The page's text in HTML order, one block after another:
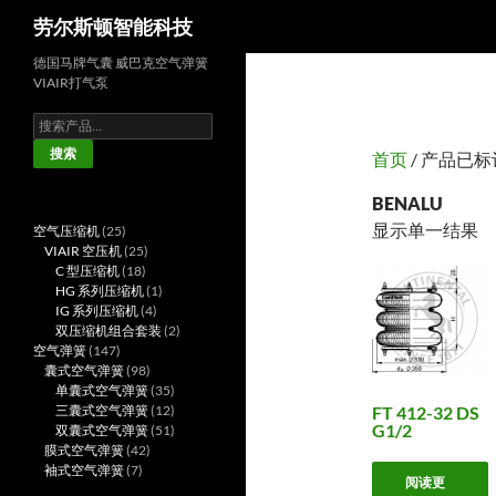
劳尔斯顿智能科技
首页 / 产品已标
BENALU
显示单一结果
FT 412-32 DS
G1/2
阅读更
德国马牌气囊 威巴克空气弹簧
VIAIR打气泵
搜
索：
搜索
空气压缩机 2525
个
产
品
VIAIR 空压机 2525
个
产
品
C 型压缩机 1818
个
产
品
HG 系列压缩机 11
产
IG 系列压缩机 44
个
双压缩机组合套装 22
空气弹簧 147147
个
产
品
囊式空气弹簧 9898
个
产
品
单囊式空气弹簧 3535
个
产
三囊式空气弹簧 1212
个
双囊式空气弹簧 5151
膜式空气弹簧 4242
袖式空气弹簧 77